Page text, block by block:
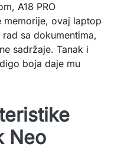
A18 PRO
memorije, ovaj laptop
sa dokumentima,
sadržaje. Tanak i
boja daje mu
Neo